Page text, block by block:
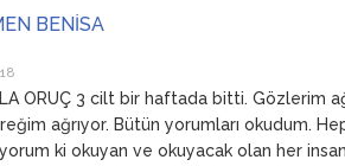
BENİSA
ORUÇ 3 cilt bir haftada bitti. Gözlerim
ağrıyor. Bütün yorumları okudum.
ki okuyan ve okuyacak olan her